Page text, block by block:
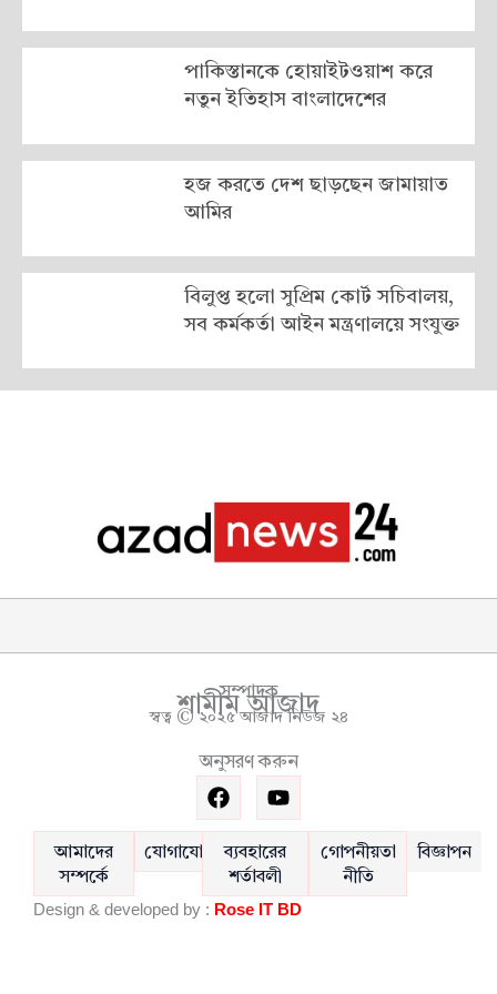
পাকিস্তানকে হোয়াইটওয়াশ করে
নতুন ইতিহাস বাংলাদেশের
হজ করতে দেশ ছাড়ছেন জামায়াত
আমির
বিলুপ্ত হলো সুপ্রিম কোর্ট সচিবালয়,
সব কর্মকর্তা আইন মন্ত্রণালয়ে সংযুক্ত
সম্পাদক
শামীম আজাদ
স্বত্ব © ২০২৫ আজাদ নিউজ ২৪
অনুসরণ করুন
F
a
c
e
b
o
o
Y
o
u
t
u
b
e
আমাদের
সম্পর্কে
যোগাযোগ
ব্যবহারের
শর্তাবলী
গোপনীয়তা
নীতি
বিজ্ঞাপন
Design & developed by : Rose IT BD